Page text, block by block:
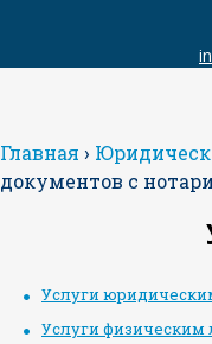
Главная ›
документов с
Услуги
Услуги физическим